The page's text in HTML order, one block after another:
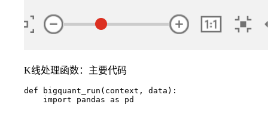
K线处理函数：主要代码
def bigquant_run(context, data):
    import pandas as pd